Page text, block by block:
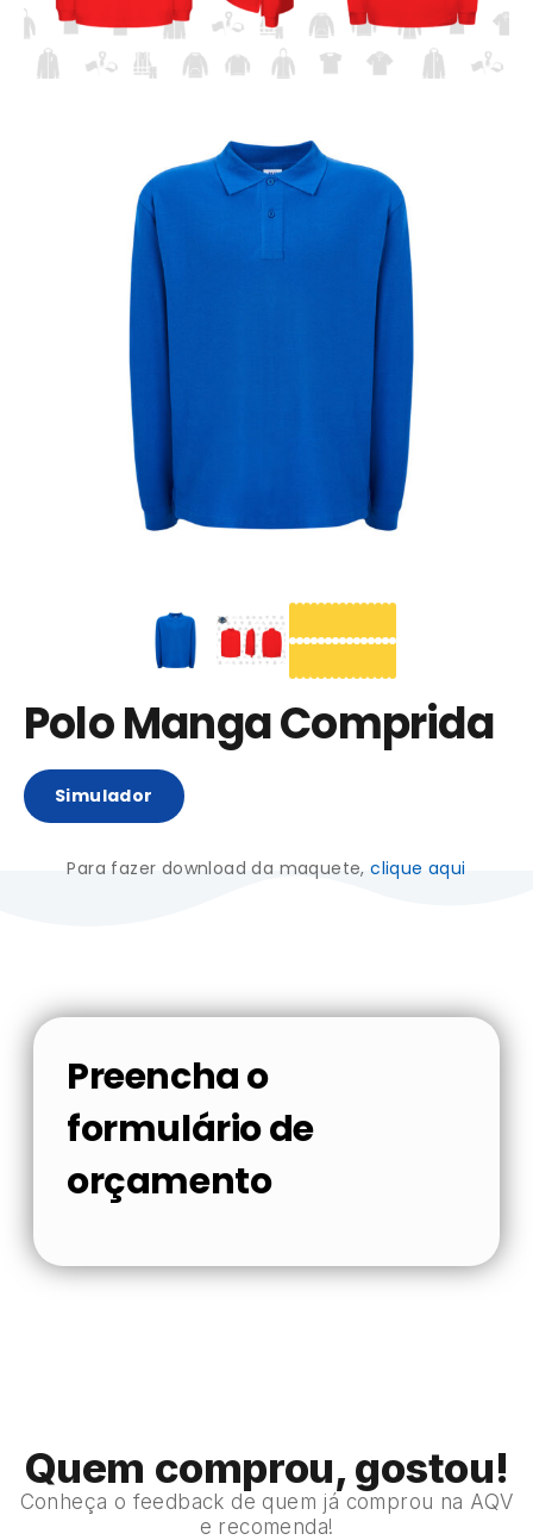
Polo Manga Comprida
Simulador
Para fazer download da maquete,clique aqui
Preencha o
formulário de
orçamento
Quem comprou, gostou!
Conheça o feedback de quem já comprou na AQV
e recomenda!